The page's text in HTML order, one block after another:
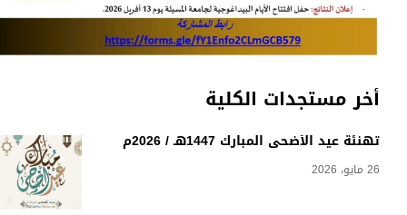
أخر مستجدات الكلية
تهنئة عيد الأضحى المبارك 1447هـ / 2026م
26 مايو، 2026